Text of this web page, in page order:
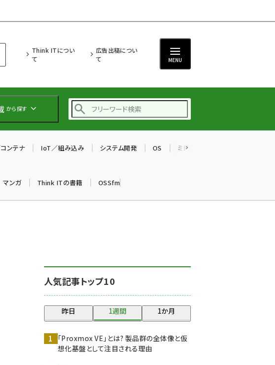
Think ITについ
て
広告出稿につい
て
MENU
から探す
仲間と築いた勝利の絆～
drupal (1921)
genai (1464)
ai crunch (1336)
ンテナ IoT／組み込み システム開発 OS ミドルウェア
マンガ Think ITの書籍 OSSfm
人気記事トップ10
昨日 1週間 1か月
「Proxmox VE」とは? 製品群の全体像と仮
想化基盤として注目される理由